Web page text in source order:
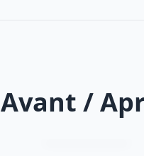
Avant /